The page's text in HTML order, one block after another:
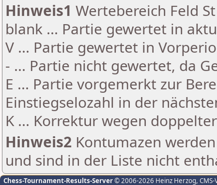
Hinweis1 Wertebereich Feld
blank ... Partie gewertet in
V ... Partie gewertet in
- ... Partie nicht gewertet, da
E ... Partie vorgemerkt zur
Einstiegselozahl in der
K ... Korrektur wegen
Hinweis2 Kontumazen
und sind in der Liste nicht
Chess-Tournament-Results-Server© 2006-2026 Heinz Herzog,